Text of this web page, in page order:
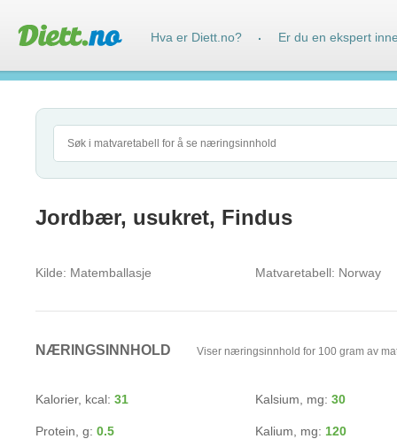
Jordbær, usukret, Findus
Kilde: Matemballasje Matvaretabell: Norway
NÆRINGSINNHOLD Viser næringsinnhold for 100 gram av
Kalorier, kcal: 31
Protein, g: 0.5
Kalsium, mg: 30
Kalium, mg: 120
Hva er Diett.no? · Er du en ekspert